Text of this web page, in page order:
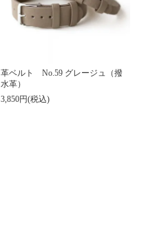
革ベルト No.59 グレージュ（撥
水革）
3,850円(税込)